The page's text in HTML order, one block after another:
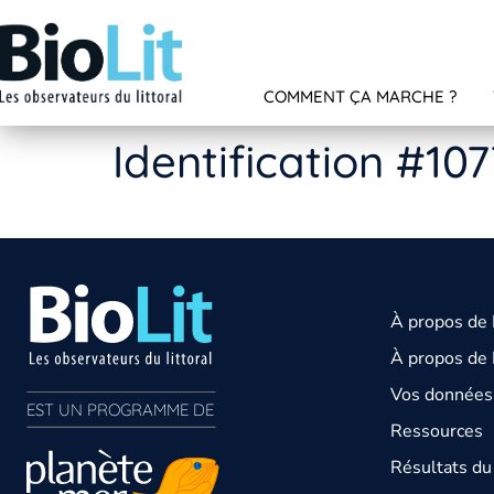
COMMENT ÇA MARCHE ?
Identification
EST UN PROGRAMME DE
À propos de
À propos de
Vos
Ressources
Résultats